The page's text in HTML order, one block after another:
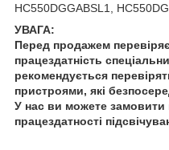
HC550DGGABSL1,
УВАГА:
Перед продажем
працездатність
рекомендується
пристроями, які
У нас ви можете замовити
працездатності